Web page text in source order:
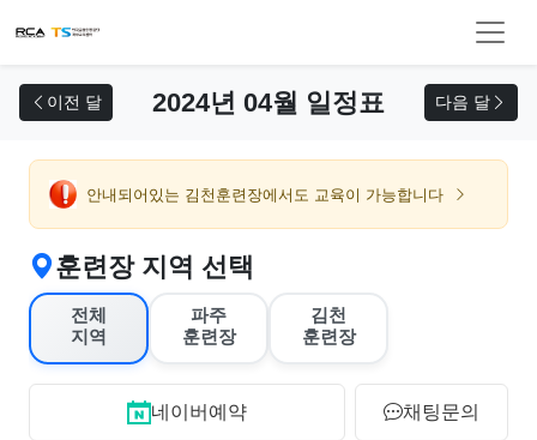
이전 달 2024년 04월 일정표 다음 달
안내되어있는 김천훈련장에서도 교육이 가능합니다
훈련장 지역 선택
전체
지역
파주
훈련장
김천
훈련장
네이버예약 채팅문의